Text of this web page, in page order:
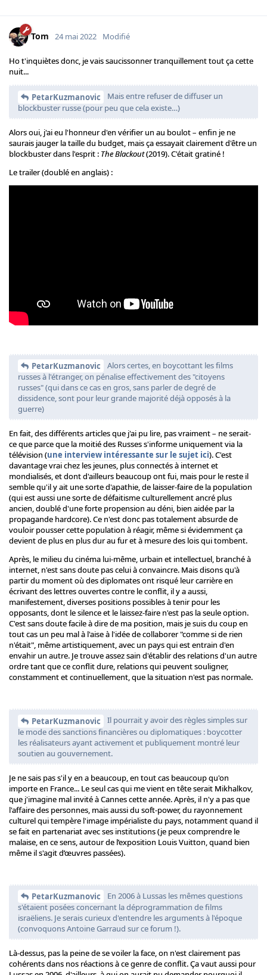
Tom 24 mai 2022 Modifié
Ho t'inquiètes donc, je vais saucissonner tranquillement tout ça cette
nuit...
PetarKuzmanovic
Mais entre refuser de diffuser un
blockbuster russe (pour peu que cela existe…)
Alors oui, j'ai eu l'honneur d'en vérifier un au boulot – enfin je ne
saurais jauger la taille du budget, mais ça essayait clairement d'être un
blockbuster dans l'esprit : The Blackout(2019). C'était gratiné !
Le trailer (doublé en anglais) :
PetarKuzmanovic
Alors certes, en boycottant les films
russes à l'étranger, on pénalise effectivement des "citoyens
russes" (qui dans ce cas en gros, sans parler de degré de
dissidence, sont pour leur grande majorité déjà opposés à la
guerre)
En fait, des différents articles que j'ai pu lire, pas vraiment – ne serait-
ce que parce que la moitié des Russes s'informe uniquement via la
télévision (une interview intéressante sur le sujet ici). C'est
davantage vrai chez les jeunes, plus connectés à internet et
mondialisés, et dont d'ailleurs beaucoup ont fui, mais pour le reste il
semble qu'il y ait une sorte d'apathie, de laisser-faire de la population
(qui est aussi une sorte de défaitisme culturellement ancré plus
ancien, doublé d'une forte propension au déni, bien aidée par la
propagande hardcore). Ce n'est donc pas totalement absurde de
vouloir pousser cette population à réagir, même si évidemment ça
devient de plus en plus dur au fur et à mesure des lois qui tombent.
Après, le milieu du cinéma lui-même, urbain et intellectuel, branché à
internet, n'est sans doute pas celui à convaincre. Mais disons qu'à
partir du moment où des diplomates ont risqué leur carrière en
écrivant des lettres ouvertes contre le conflit, il y a aussi,
manifestement, diverses positions possibles à tenir pour les
opposants, dont le silence et le laissez-faire n'est pas la seule option.
C'est sans doute facile à dire de ma position, mais je suis du coup en
tout cas un peu mal à l'aise à l'idée de collaborer "comme si de rien
n'était", même artistiquement, avec un pays qui est entrain d'en
envahir un autre. Je trouve assez sain d'établir des relations d'un autre
ordre tant que ce conflit dure, relations qui peuvent souligner,
constamment et continuellement, que la situation n'est pas normale.
PetarKuzmanovic
Il pourrait y avoir des règles simples sur
le mode des sanctions financières ou diplomatiques : boycotter
les réalisateurs ayant activement et publiquement montré leur
soutien au gouvernement.
Je ne sais pas s'il y en a beaucoup, en tout cas beaucoup qu'on
importe en France... Le seul cas qui me vient en tête serait Mikhalkov,
que j'imagine mal invité à Cannes cette année. Après, il n'y a pas que
l'affaire des personnes, mais aussi du soft-power, du rayonnement
culturel qui tempère l'image impérialiste du pays, notamment quand il
se fait en partenariat avec ses institutions (je peux comprendre le
malaise, en ce sens, autour de l’exposition Louis Vuitton, quand bien
même il s'agit d’œuvres passées).
PetarKuzmanovic
En 2006 à Lussas les mêmes questions
s'étaient posées concernant la déprogrammation de films
israëliens. Je serais curieux d'entendre les arguments à l'époque
(convoquons Antoine Garraud sur ce forum !).
Là-dessus, pas la peine de se voiler la face, on n'est clairement pas
cohérents dans nos réactions à ce genre de conflit. Ça vaut aussi pour